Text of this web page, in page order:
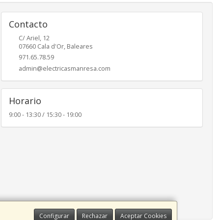
Configurar Rechazar Aceptar Cookies
Contacto
C/ Ariel, 12
07660 Cala d'Or, Baleares
971.65.78.59
admin@electricasmanresa.com
Horario
9:00 - 13:30 / 15:30 - 19:00